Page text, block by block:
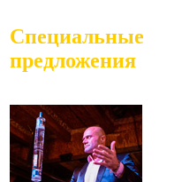
Специальные
предложения